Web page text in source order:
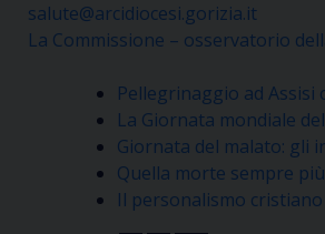
salute@arcidiocesi.gorizia.it
La Commissione – osservatorio
Pellegrinaggio ad Assisi
La Giornata mondiale
Giornata del malato: gli
Quella morte sempre
Il personalismo